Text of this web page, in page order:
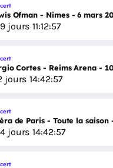
Ofman - Nimes - 6 mars
jours 11:12:56
Cortes - Reims Arena -
jours 14:42:56
de Paris - Toute la
jours 14:42:56